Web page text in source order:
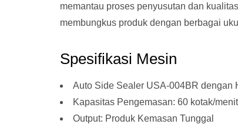
memantau proses penyusutan dan
membungkus produk dengan berbagai
Spesifikasi Mesin
Auto Side Sealer USA-004BR dengan
Kapasitas Pengemasan: 60 kotak/
Output: Produk Kemasan Tunggal